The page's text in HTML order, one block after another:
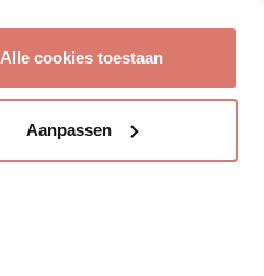
Alle cookies toestaan
Aanpassen